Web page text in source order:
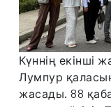
Күннің екінші
Лумпур
жасады. 88